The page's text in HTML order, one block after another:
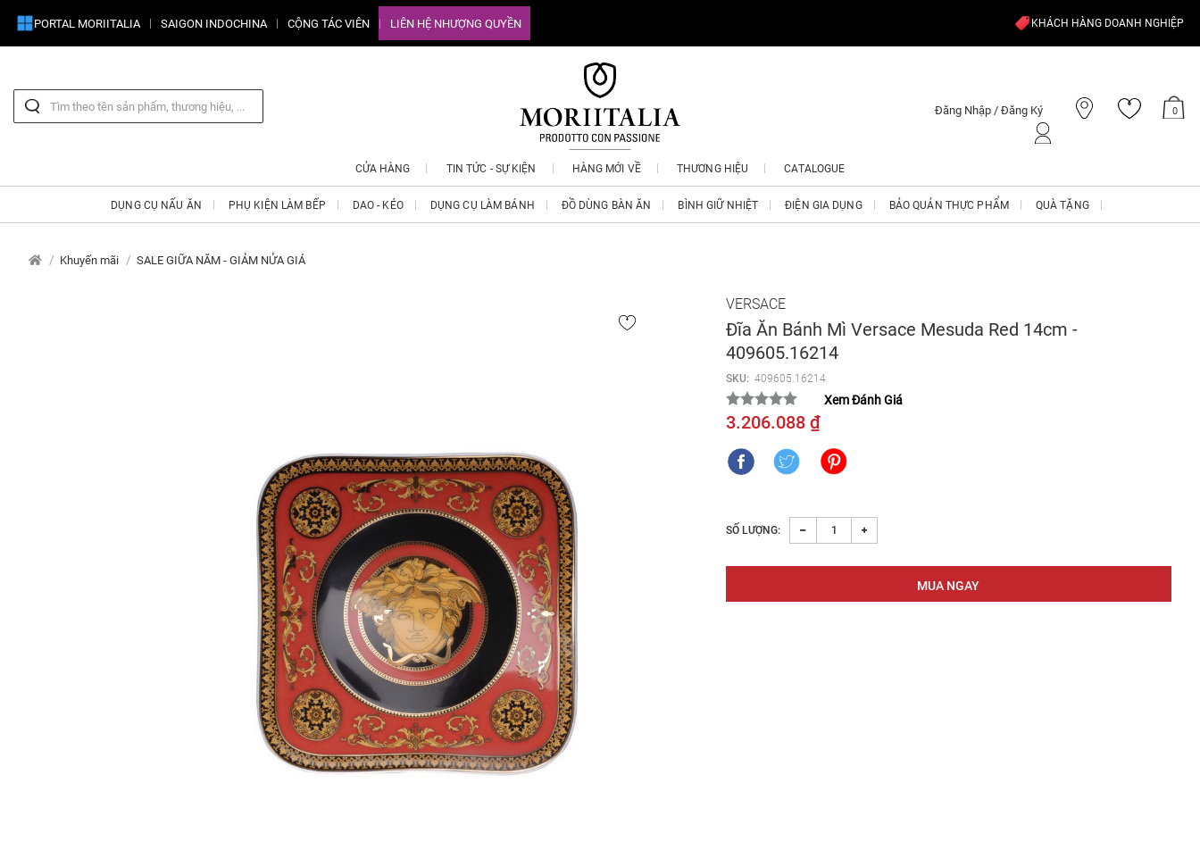
PORTAL MORIITALIA SAIGON INDOCHINA CỘNG TÁC VIÊN LIÊN HỆ NHƯỢNG QUYỀN KHÁCH HÀNG DOANH NGHIỆP
Đăng Nhập / Đăng Ký 0
CỬA HÀNG TIN TỨC - SỰ KIỆN HÀNG MỚI VỀ THƯƠNG HIỆU CATALOGUE
DỤNG CỤ NẤU ĂN PHỤ KIỆN LÀM BẾP DAO - KÉO DỤNG CỤ LÀM BÁNH ĐỒ DÙNG BÀN ĂN BÌNH GIỮ NHIỆT ĐIỆN GIA DỤNG BẢO QUẢN THỰC PHẨM QUÀ TẶNG
Khuyến mãi SALE GIỮA NĂM - GIẢM NỬA GIÁ
VERSACE
Đĩa Ăn Bánh Mì Versace Mesuda Red 14cm -
409605.16214
SKU: 409605.16214
Xem Đánh Giá
3.206.088 ₫
SỐ LƯỢNG: